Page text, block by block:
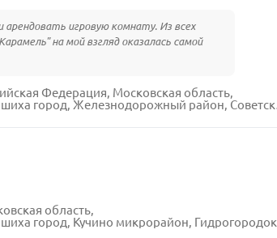
игровую комнату. Из всех
на мой взгляд оказалась самой
Федерация, Московская область,
город, Железнодорожный район, Советская улица, 9
область,
город, Кучино микрорайон, Гидрогородок улица, 15